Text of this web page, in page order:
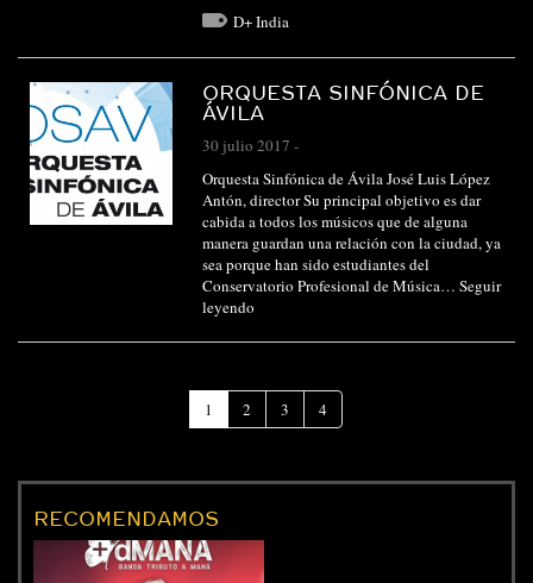
D+ India
ORQUESTA SINFÓNICA DE
ÁVILA
30 julio 2017 -
Orquesta Sinfónica de Ávila José Luis López
Antón, director Su principal objetivo es dar
cabida a todos los músicos que de alguna
manera guardan una relación con la ciudad, ya
sea porque han sido estudiantes del
Conservatorio Profesional de Música… Seguir
leyendo
1 (Página
actual)
2 3 4
RECOMENDAMOS